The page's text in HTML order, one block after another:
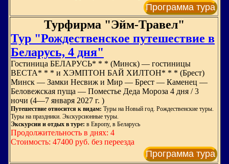
Программа тура
Турфирма "Эйм-Травел"
Тур "Рождественское пу­те­ше­ствие в
Бе­ла­русь, 4 дня"
Го­сти­ни­ца БЕЛАРУСЬ* * * (Минск) — го­сти­ни­цы
ВЕСТА* * * и ХЭМПТОН БАЙ ХИЛТОН* * * (Брест)
Минск — Замки Не­свиж и Мир — Брест — Ка­ме­нец —
Бе­ло­веж­ская пу­ща — По­ме­стье Де­да Мо­ро­за 4 дня / 3
ночи (4—7 ян­ва­ря 2027 г. )
Путешествие относится к видам: Туры на Новый год. Рождественские туры.
Туры на праздники. Экскурсионные туры.
Экскурсии и отдых в туре: в Европу, в Беларусь
Продолжительность в днях: 4
Стоимость: 47400 руб. без переезда
Программа тура